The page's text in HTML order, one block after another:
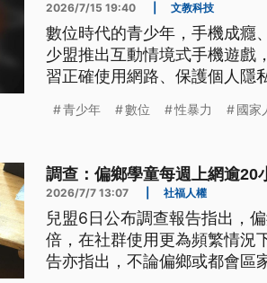
2026/7/15 19:40 文教科技
數位時代的青少年，手機成癮
少盟推出互動情境式手機遊戲
習正確使用網路、保護個人隱
青少年 數位 性暴力 國家
調查：偏鄉學童每週上網逾20
2026/7/7 13:07 社福人權
兒盟6日公布調查報告指出，
倍，在社群使用更為頻繁情況
告亦指出，不論偏鄉或都會區